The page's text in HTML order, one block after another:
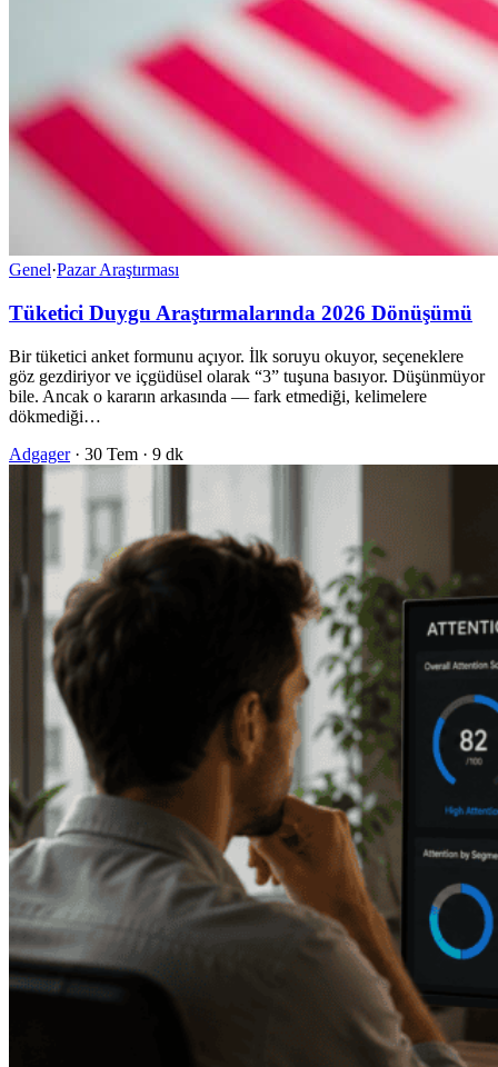
Genel·Pazar Araştırması
Tüketici Duygu Araştırmalarında 2026 Dönüşümü
Bir tüketici anket formunu açıyor. İlk soruyu okuyor, seçeneklere
göz gezdiriyor ve içgüdüsel olarak “3” tuşuna basıyor. Düşünmüyor
bile. Ancak o kararın arkasında — fark etmediği, kelimelere
dökmediği…
Adgager · 30 Tem · 9 dk